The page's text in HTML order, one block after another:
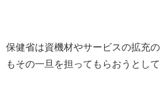
保健省は資機材やサービスの拡充
もその一旦を担ってもらおうとして